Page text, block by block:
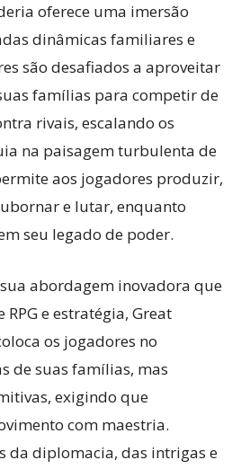
oferece uma imersão
dinâmicas familiares e
são desafiados a aproveitar
famílias para competir de
rivais, escalando os
na paisagem turbulenta de
aos jogadores produzir,
e lutar, enquanto
seu legado de poder.
abordagem inovadora que
e estratégia, Great
os jogadores no
de suas famílias, mas
exigindo que
com maestria.
da diplomacia, das intrigas e